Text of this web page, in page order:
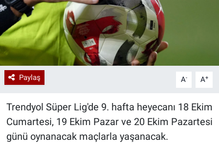
Paylaş A- A+
Trendyol Süper Lig'de 9. hafta heyecanı 18 Ekim
Cumartesi, 19 Ekim Pazar ve 20 Ekim Pazartesi
günü oynanacak maçlarla yaşanacak.
Erişim Bilgileri
Sağlık
Teknoloji